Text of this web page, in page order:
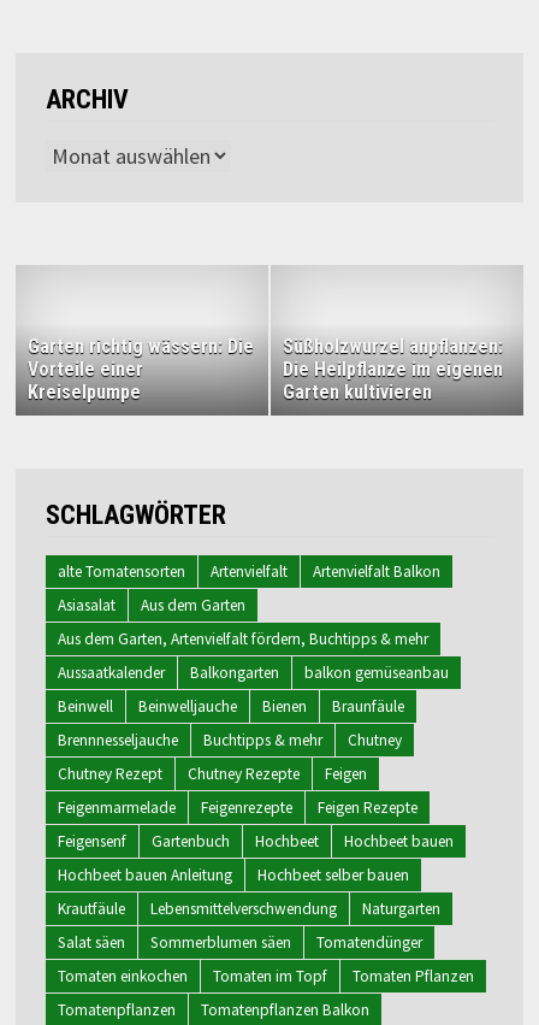
ARCHIV
Archiv
Garten richtig wässern: Die
Vorteile einer
Kreiselpumpe
Süßholzwurzel anpflanzen:
Die Heilpflanze im eigenen
Garten kultivieren
SCHLAGWÖRTER
alte Tomatensorten Artenvielfalt
Artenvielfalt Balkon
Asiasalat
Aus dem Garten
Aus dem Garten, Artenvielfalt fördern, Buchtipps & mehr
Aussaatkalender
Balkongarten
balkon gemüseanbau
Beinwell
Beinwelljauche Bienen
Braunfäule
Brennnesseljauche
Buchtipps & mehr
Chutney
Chutney Rezept
Chutney Rezepte
Feigen
Feigenmarmelade
Feigenrezepte
Feigen Rezepte
Feigensenf
Gartenbuch Hochbeet
Hochbeet bauen
Hochbeet bauen Anleitung
Hochbeet selber bauen
Krautfäule
Lebensmittelverschwendung
Naturgarten
Salat säen
Sommerblumen säen
Tomatendünger
Tomaten einkochen
Tomaten im Topf
Tomaten Pflanzen
Tomatenpflanzen
Tomatenpflanzen Balkon